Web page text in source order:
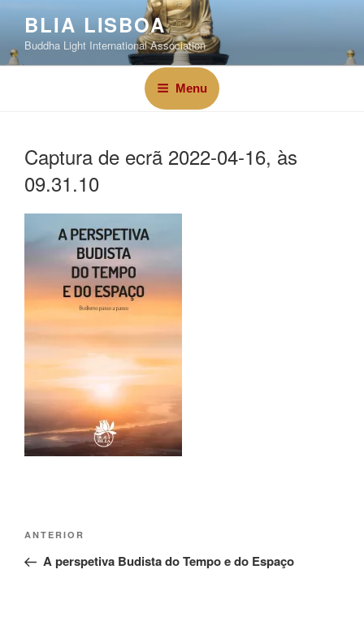
BLIA LISBOA
Buddha Light International Association
Menu
Captura de ecrã 2022-04-16, às
09.31.10
ANTERIOR
A perspetiva Budista do Tempo e do Espaço